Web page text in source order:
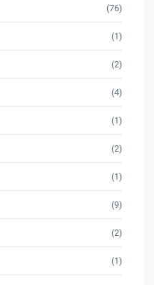
(76)
(1)
(2)
(4)
(1)
(2)
(1)
(9)
(2)
(1)